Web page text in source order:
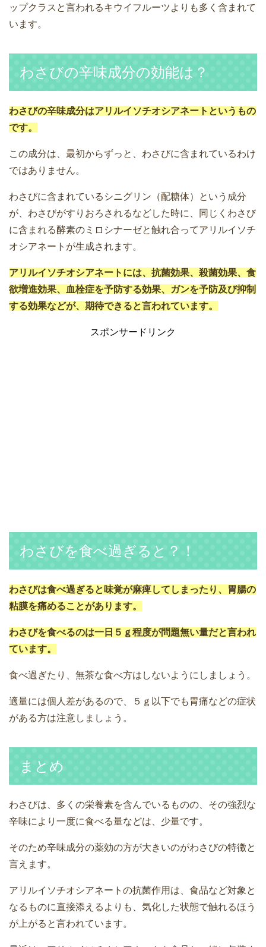
ップクラスと言われるキウイフルーツよりも多く含まれて
います。
わさびの辛味成分の効能は？
わさびの辛味成分はアリルイソチオシアネートというもの
です。
この成分は、最初からずっと、わさびに含まれているわけ
ではありません。
わさびに含まれているシニグリン（配糖体）という成分
が、わさびがすりおろされるなどした時に、同じくわさび
に含まれる酵素のミロシナーゼと触れ合ってアリルイソチ
オシアネートが生成されます。
アリルイソチオシアネートには、抗菌効果、殺菌効果、食
欲増進効果、血栓症を予防する効果、ガンを予防及び抑制
する効果などが、期待できると言われています。
スポンサードリンク
わさびを食べ過ぎると？！
わさびは食べ過ぎると味覚が麻痺してしまったり、胃腸の
粘膜を痛めることがあります。
わさびを食べるのは一日５ｇ程度が問題無い量だと言われ
ています。
食べ過ぎたり、無茶な食べ方はしないようにしましょう。
適量には個人差があるので、５ｇ以下でも胃痛などの症状
がある方は注意しましょう。
まとめ
わさびは、多くの栄養素を含んでいるものの、その強烈な
辛味により一度に食べる量などは、少量です。
そのため辛味成分の薬効の方が大きいのがわさびの特徴と
言えます。
アリルイソチオシアネートの抗菌作用は、食品など対象と
なるものに直接添えるよりも、気化した状態で触れるほう
が上がると言われています。